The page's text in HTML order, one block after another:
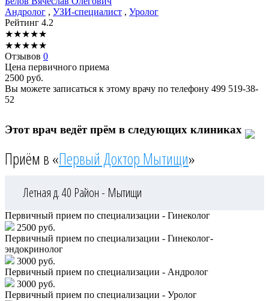
Андролог , УЗИ-специалист , Уролог
Рейтинг 4.2
★★★★★
★★★★★
Отзывов 0
Цена первичного приема
2500 руб.
Вы можете записаться к этому врачу по телефону 499 519-38-
52
Этот врач ведёт прём в следующих клиниках
Приём в «Первый Доктор Мытищи»
Летная д. 40 Район - Мытищи
Первичный прием по специализации - Гинеколог
2500 руб.
Первичный прием по специализации - Гинеколог-
эндокринолог
3000 руб.
Первичный прием по специализации - Андролог
3000 руб.
Первичный прием по специализации - Уролог